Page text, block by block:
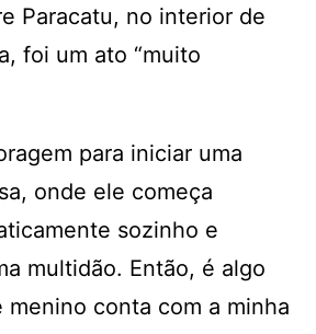
Paracatu, no interior de
foi um ato “muito
para iniciar uma
onde ele começa
sozinho e
multidão. Então, é algo
menino conta com a minha